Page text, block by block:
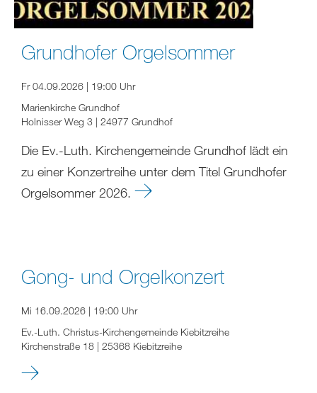
Grundhofer Orgelsommer
Fr 04.09.2026 | 19:00 Uhr
Marienkirche Grundhof
Holnisser Weg 3 | 24977 Grundhof
Die Ev.-Luth. Kirchengemeinde Grundhof lädt ein
zu einer Konzertreihe unter dem Titel Grundhofer
Orgelsommer 2026.
Gong- und Orgelkonzert
Mi 16.09.2026 | 19:00 Uhr
Ev.-Luth. Christus-Kirchengemeinde Kiebitzreihe
Kirchenstraße 18 | 25368 Kiebitzreihe